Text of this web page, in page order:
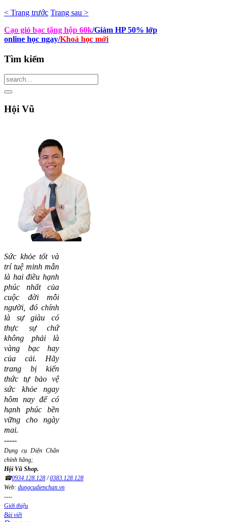
< Trang trước Trang sau >
Cạo gió bạc tặng hộp 60k/Giảm HP 50% lớp
online học ngay/Khoá học mới
Tìm kiếm
Hội Vũ
Sức khỏe tốt và
trí tuệ minh mẫn
là hai điều hạnh
phúc nhất của
cuộc đời mỗi
người, đó chính
là sự giàu có
thực sự chứ
không phải là
vàng bạc hay
của cải. Hãy
trang bị kiến
thức tự bảo vệ
sức khỏe ngay
hôm nay để có
hạnh phúc bền
vững cho ngày
mai.
-----
Dụng cụ Diện Chẩn
chính hãng;
Hội Vũ Shop.
☎0934.128.128 /0383.128.128
Web: dungcudienchan.vn
----
Giới thiệu
Bài viết